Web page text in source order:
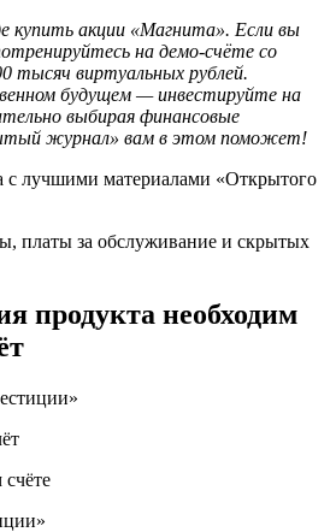
купить акции «Магнита». Если вы
на демо-счёте со
тысяч виртуальных рублей.
будущем — инвестируйте на
выбирая финансовые
журнал» вам в этом поможет!
с лучшими материалами «Открытого
платы за обслуживание и скрытых
продукта необходим